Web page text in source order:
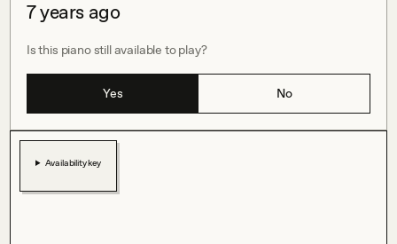
7 years ago
Is this piano still available to play?
Yes No
Availability key